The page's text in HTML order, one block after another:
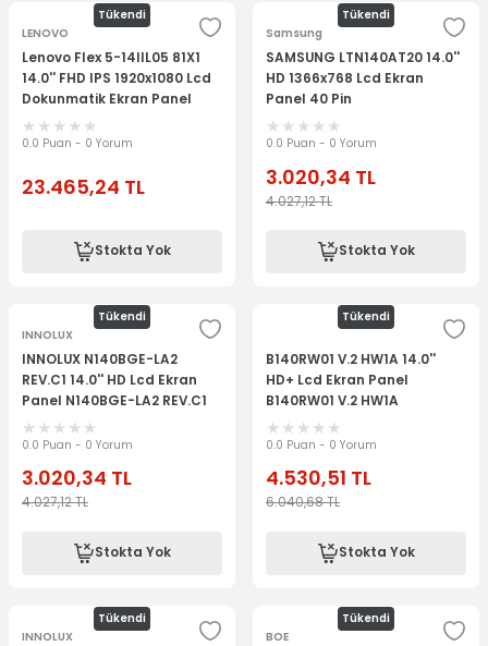
Tükendi
LENOVO
Lenovo Flex 5-14IIL05 81X1
14.0'' FHD IPS 1920x1080 Lcd
Dokunmatik Ekran Panel
5D10S39642
0.0 Puan - 0 Yorum
23.465,24 TL
Stokta Yok
Tükendi
Samsung
SAMSUNG LTN140AT20 14.0''
HD 1366x768 Lcd Ekran
Panel 40 Pin
0.0 Puan - 0 Yorum
3.020,34 TL
4.027,12TL
Stokta Yok
Tükendi
INNOLUX
INNOLUX N140BGE-LA2
REV.C1 14.0'' HD Lcd Ekran
Panel N140BGE-LA2 REV.C1
0.0 Puan - 0 Yorum
3.020,34 TL
4.027,12TL
Stokta Yok
Tükendi
B140RW01 V.2 HW1A 14.0''
HD+ Lcd Ekran Panel
B140RW01 V.2 HW1A
0.0 Puan - 0 Yorum
4.530,51 TL
6.040,68TL
Stokta Yok
Tükendi
INNOLUX
Tükendi
BOE